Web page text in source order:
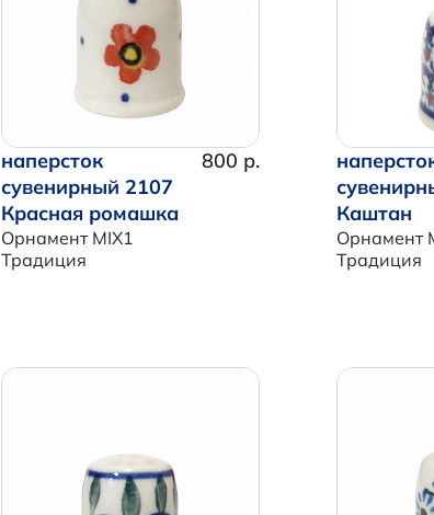
наперсток
сувенирный 2107
Красная ромашка
Орнамент MIX1
Традиция
800 р.
Каштан
Орнамент
Традиция